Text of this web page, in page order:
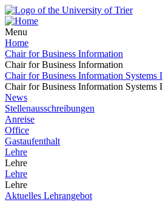
Menu
Home
Chair for Business Information
Chair for Business Information
Chair for Business Information Systems I
Chair for Business Information Systems I
News
Stellenausschreibungen
Anreise
Office
Gastaufenthalt
Lehre
Lehre
Lehre
Lehre
Aktuelles Lehrangebot